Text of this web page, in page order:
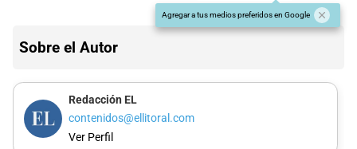
Agregar a tus medios preferidos en Google
Sobre el Autor
Redacción EL
contenidos@ellitoral.com
Ver Perfil